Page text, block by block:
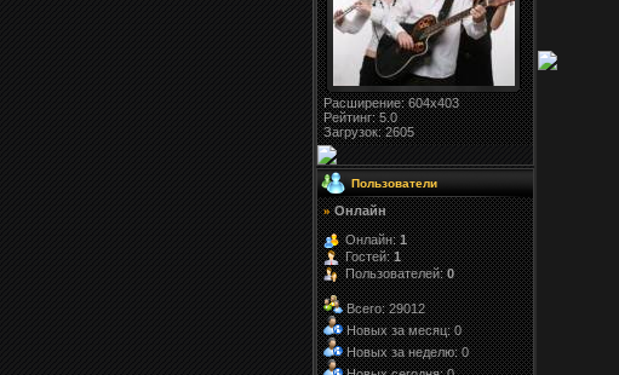
Расширение: 604x403
Рейтинг:5.0
Загрузок: 2605
Пользователи
» Онлайн
Онлайн:1
Гостей:1
Пользователей:0
Всего: 29012
Новых за месяц: 0
Новых за неделю: 0